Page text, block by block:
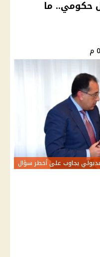
حكومي.. ما
يجاوب على أخطر سؤال